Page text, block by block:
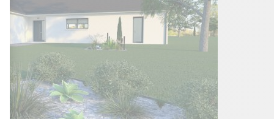
des indicateurs tels que le trafic, les produits les plus consultés, ou
qui seront affichées sur les pages de Google.
aux clics afin de mesurer efficacement les conversions.